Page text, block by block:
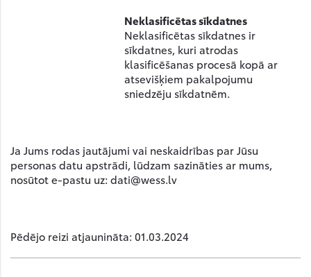
Neklasificētas sīkdatnes
Neklasificētas sīkdatnes ir
sīkdatnes, kuri atrodas
klasificēšanas procesā kopā ar
atsevišķiem pakalpojumu
sniedzēju sīkdatnēm.
Ja Jums rodas jautājumi vai neskaidrības par Jūsu
personas datu apstrādi, lūdzam sazināties ar mums,
nosūtot e-pastu uz: dati@wess.lv
Pēdējo reizi atjaunināta: 01.03.2024